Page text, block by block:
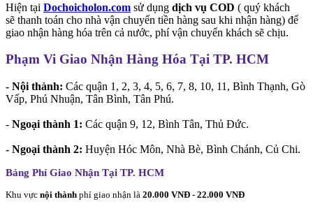
Hiện tại Dochoicholon.com sử dụng dịch vụ COD ( quý khách
sẽ thanh toán cho nhà vận chuyển tiền hàng sau khi nhận hàng) để
giao nhận hàng hóa trên cả nước, phí vận chuyển khách sẽ chịu.
Phạm Vi Giao Nhận Hàng Hóa Tại TP. HCM
- Nội thành: Các quận 1, 2, 3, 4, 5, 6, 7, 8, 10, 11, Bình Thạnh, Gò
Vấp, Phú Nhuận, Tân Bình, Tân Phú.
- Ngoại thành 1: Các quận 9, 12, Bình Tân, Thủ Đức.
- Ngoại thành 2: Huyện Hóc Môn, Nhà Bè, Bình Chánh, Củ Chi.
Bảng Phí Giao Nhận Tại TP. HCM
Khu vực nội thành phí giao nhận là 20.000 VNĐ - 22.000 VNĐ